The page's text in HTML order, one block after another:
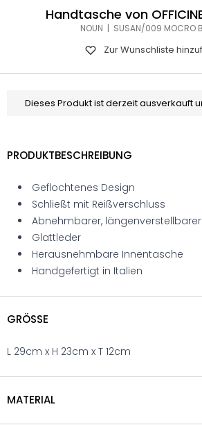
Handtasche von
NOUN | SUSAN/009 MOCRO
Zur Wunschliste
Dieses Produkt ist derzeit ausverkauft
PRODUKTBESCHREIBUNG
Geflochtenes Design
Schließt mit Reißverschluss
Abnehmbarer,
Glattleder
Herausnehmbare Innentasche
Handgefertigt in Italien
GRÖSSE
L 29cm x H 23cm x T 12cm
MATERIAL